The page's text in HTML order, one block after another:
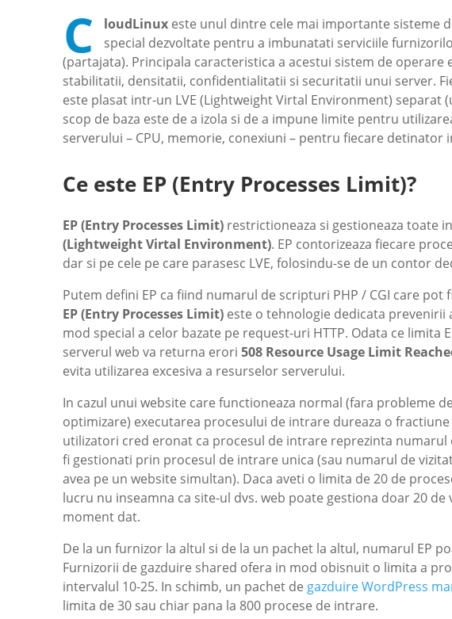
C loudLinuxeste unul dintre cele mai importante sisteme
special dezvoltate pentru a imbunatati serviciile
(partajata). Principala caracteristica a acestui sistem de operare
stabilitatii, densitatii, confidentialitatii si securitatii unui server.
este plasat intr-un LVE (Lightweight Virtal Environment) separat
scop de baza este de a izola si de a impune limite pentru
serverului – CPU, memorie, conexiuni – pentru fiecare detinator
Ce este EP (Entry Processes Limit)?
EP (Entry Processes Limit)restrictioneaza si gestioneaza toate
(Lightweight Virtal Environment). EP contorizeaza fiecare
dar si pe cele pe care parasesc LVE, folosindu-se de un contor
Putem defini EP ca fiind numarul de scripturi PHP / CGI care pot
EP (Entry Processes Limit)este o tehnologie dedicata prevenirii
mod special a celor bazate pe request-uri HTTP. Odata ce limita
serverul web va returna erori 508 Resource Usage Limit
evita utilizarea excesiva a resurselor serverului.
In cazul unui website care functioneaza normal (fara probleme
optimizare) executarea procesului de intrare dureaza o
utilizatori cred eronat ca procesul de intrare reprezinta numarul
fi gestionati prin procesul de intrare unica (sau numarul de
avea pe un website simultan). Daca aveti o limita de 20 de
lucru nu inseamna ca site-ul dvs. web poate gestiona doar 20 de
moment dat.
De la un furnizor la altul si de la un pachet la altul, numarul EP
Furnizorii de gazduire shared ofera in mod obisnuit o limita a
intervalul 10-25. In schimb, un pachet de gazduire WordPress
limita de 30 sau chiar pana la 800 procese de intrare.